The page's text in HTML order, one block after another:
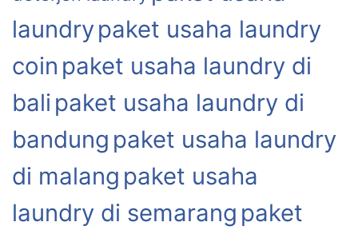
laundrypaket usaha laundry
coin paket usaha laundry di
bali paket usaha laundry di
bandung paket usaha laundry
di malang paket usaha
laundry di semarang paket